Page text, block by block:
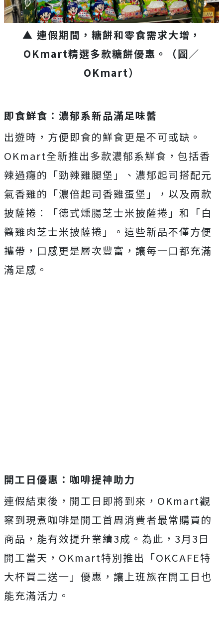
▲ 連假期間，糖餅和零食需求大增，
OKmart精選多款糖餅優惠。（圖／
OKmart）
即食鮮食：濃郁系新品滿足味蕾
出遊時，方便即食的鮮食更是不可或缺。
OKmart全新推出多款濃郁系鮮食，包括香
辣過癮的「勁辣雞腿堡」、濃郁起司搭配元
氣香雞的「濃倍起司香雞蛋堡」，以及兩款
披薩捲：「德式燻腸芝士米披薩捲」和「白
醬雞肉芝士米披薩捲」。這些新品不僅方便
攜帶，口感更是層次豐富，讓每一口都充滿
滿足感。
開工日優惠：咖啡提神助力
連假結束後，開工日即將到來，OKmart觀
察到現煮咖啡是開工首周消費者最常購買的
商品，能有效提升業績3成。為此，3月3日
開工當天，OKmart特別推出「OKCAFE特
大杯買二送一」優惠，讓上班族在開工日也
能充滿活力。